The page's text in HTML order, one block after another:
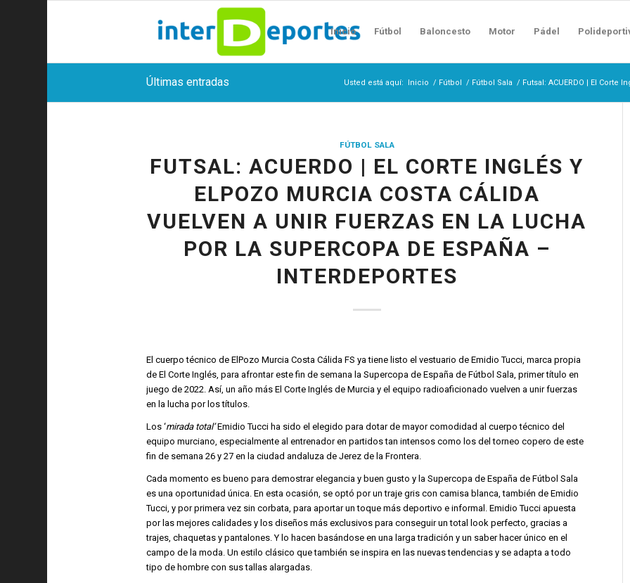
Inicio Fútbol Baloncesto Motor Pádel
Últimas entradas Usted está aquí: Inicio / Fútbol / Fútbol Sala / Futsal: ACUERDO | El Corte
FÚTBOL SALA
FUTSAL: ACUERDO | EL CORTE INGLÉS Y
ELPOZO MURCIA COSTA CÁLIDA
VUELVEN A UNIR FUERZAS EN LA LUCHA
POR LA SUPERCOPA DE ESPAÑA –
INTERDEPORTES
El cuerpo técnico de ElPozo Murcia Costa Cálida FS ya tiene listo el vestuario de Emidio Tucci, marca propia
de El Corte Inglés, para afrontar este fin de semana la Supercopa de España de Fútbol Sala, primer título en
juego de 2022. Así, un año más El Corte Inglés de Murcia y el equipo radioaficionado vuelven a unir fuerzas
en la lucha por los títulos.
Los ‘mirada total’Emidio Tucci ha sido el elegido para dotar de mayor comodidad al cuerpo técnico del
equipo murciano, especialmente al entrenador en partidos tan intensos como los del torneo copero de este
fin de semana 26 y 27 en la ciudad andaluza de Jerez de la Frontera.
Cada momento es bueno para demostrar elegancia y buen gusto y la Supercopa de España de Fútbol Sala
es una oportunidad única. En esta ocasión, se optó por un traje gris con camisa blanca, también de Emidio
Tucci, y por primera vez sin corbata, para aportar un toque más deportivo e informal. Emidio Tucci apuesta
por las mejores calidades y los diseños más exclusivos para conseguir un total look perfecto, gracias a
trajes, chaquetas y pantalones. Y lo hacen basándose en una larga tradición y un saber hacer único en el
campo de la moda. Un estilo clásico que también se inspira en las nuevas tendencias y se adapta a todo
tipo de hombre con sus tallas alargadas.